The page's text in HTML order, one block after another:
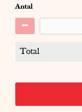
Antal
Total